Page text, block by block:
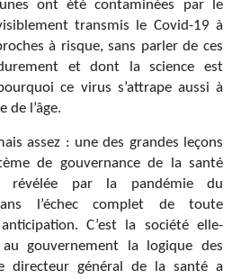
ont été contaminées par le
transmis le Covid-19 à
à risque, sans parler de ces
et dont la science est
ce virus s’attrape aussi à
de l’âge.
assez : une des grandes leçons
de gouvernance de la santé
révélée par la pandémie du
l’échec complet de toute
C’est la société elle-
gouvernement la logique des
directeur général de la santé a